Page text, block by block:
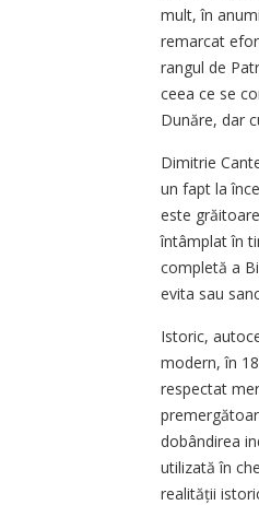
mult, în
remarcat
rangul de
ceea ce se
Dunăre, dar
Dimitrie
un fapt la
este
întâmplat în
completă a
evita sau
Istoric,
modern, în
respectat
dobândirea
utilizată în
realității